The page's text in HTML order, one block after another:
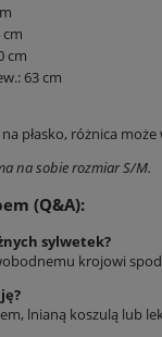
cm
63 cm
płasko, różnica może
na sobie rozmiar S/M.
(Q&A):
sylwetek?
krojowi
lnianą koszulą lub